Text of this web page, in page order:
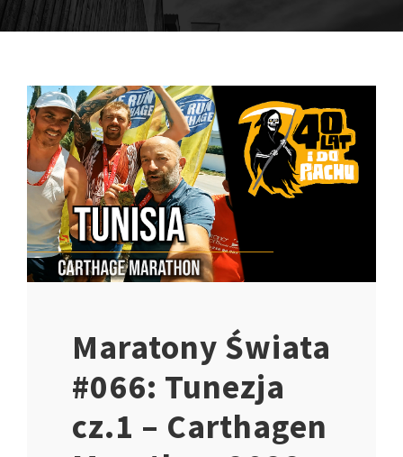
Maratony Świata
#066: Tunezja
cz.1 – Carthagen